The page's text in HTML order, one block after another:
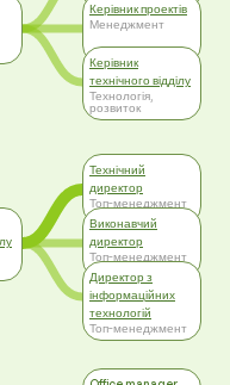
Керівник проектів
Менеджмент
Керівник
технічного відділу
Технологія,
розвиток
Технічний
директор
Топ-менеджмент
Виконавчий
директор
Топ-менеджмент
Директор з
інформаційних
технологій
Топ-менеджмент